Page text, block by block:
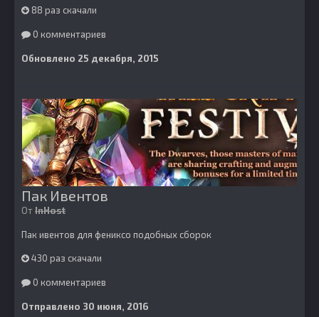
88 раз скачали
0 комментариев
Обновлено 25 декабря, 2015
Пак Ивентов
ОтInHost
Пак ивентов для фениксо подобных сборок
430 раз скачали
0 комментариев
Отправлено 30 июня, 2016